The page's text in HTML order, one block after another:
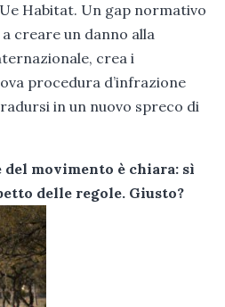
Habitat. Un gap normativo
creare un danno alla
crea i
procedura d’infrazione
in un nuovo spreco di
movimento è chiara: sì
delle regole. Giusto?